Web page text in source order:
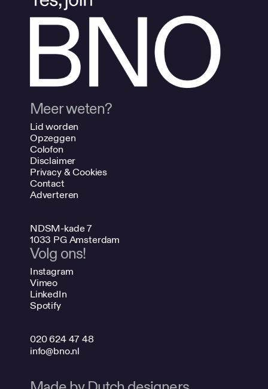
Meer weten?
Lid worden
Opzeggen
Colofon
Disclaimer
Privacy & Cookies
Contact
Adverteren
NDSM-kade 7
1033 PG Amsterdam
Volg ons!
Instagram
Vimeo
LinkedIn
Spotify
020 624 47 48
info@bno.nl